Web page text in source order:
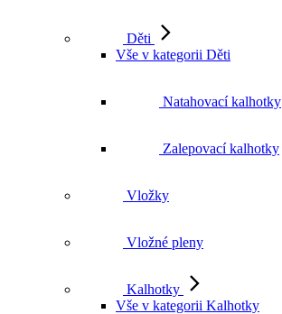
Děti
Vše v kategorii Děti
Natahovací kalhotky
Zalepovací kalhotky
Vložky
Vložné pleny
Kalhotky
Vše v kategorii Kalhotky